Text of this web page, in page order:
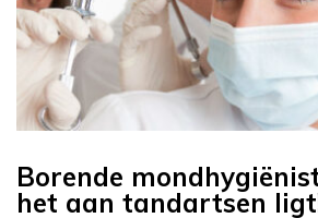
Borende
het aan tandartsen